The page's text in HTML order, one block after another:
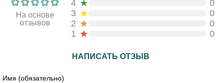
На основе
отзывов
4 ★
0
3 ★
0
2 ★
0
1 ★ 0
НАПИСАТЬ ОТЗЫВ
Имя (обязательно)